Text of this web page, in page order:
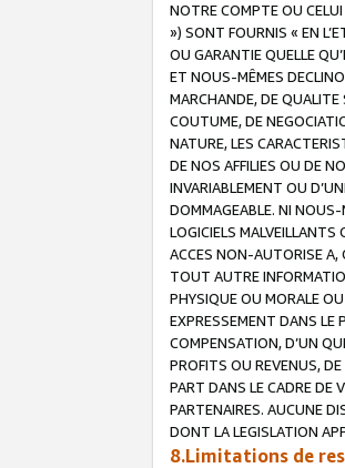
NOTRE COMPTE OU
») SONT FOURNIS « EN
OU GARANTIE QUELLE
ET NOUS-MÊMES
MARCHANDE, DE
COUTUME, DE
NATURE, LES
DE NOS AFFILIES OU DE
INVARIABLEMENT OU
DOMMAGEABLE. NI NOUS-
LOGICIELS
ACCES NON-AUTORISE A,
TOUT AUTRE
PHYSIQUE OU MORALE
EXPRESSEMENT DANS LE
COMPENSATION, D’UN
PROFITS OU REVENUS,
PART DANS LE CADRE DE
PARTENAIRES. AUCUNE
DONT LA LEGISLATION
8.Limitations de